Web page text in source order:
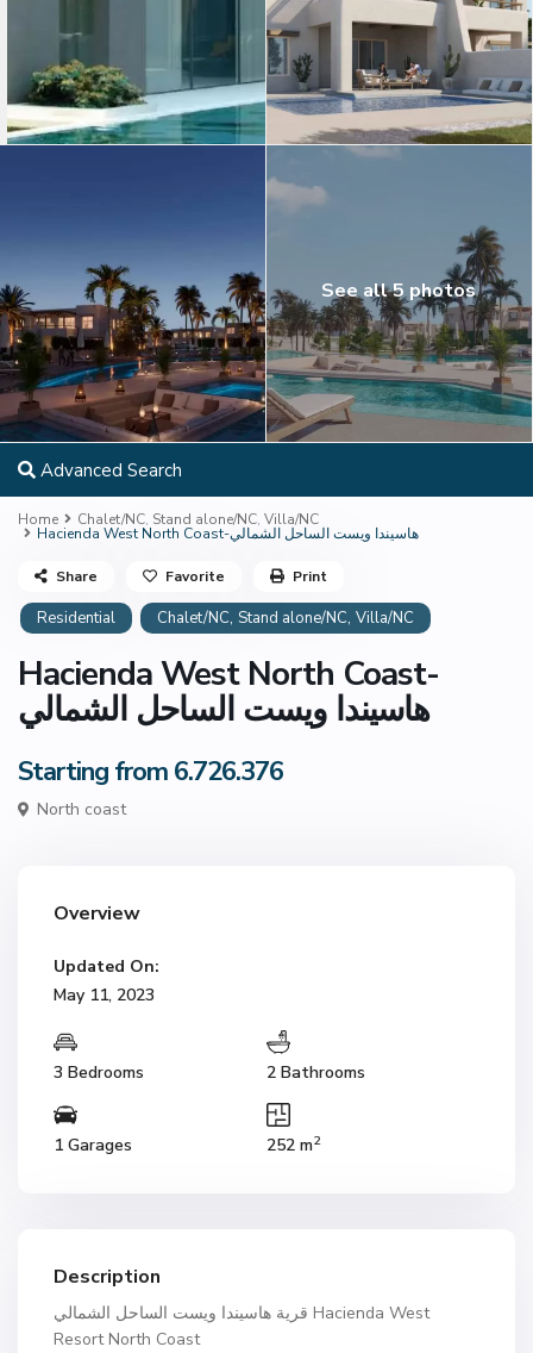
See all 5 photos
Advanced Search
Home Chalet/NC, Stand alone/NC,Villa/NC
Hacienda West North Coast-هاسيندا ويست الساحل الشمالي
Residential Chalet/NC,Stand alone/NC,Villa/NC
Hacienda West North Coast-
هاسيندا ويست الساحل الشمالي
Starting from 6.726.376
North coast
Share Favorite Print
Overview
Updated On:
May 11, 2023
3 Bedrooms 2 Bathrooms
1 Garages 252 m2
Description
قرية هاسيندا ويست الساحل الشمالي Hacienda West
Resort North Coast